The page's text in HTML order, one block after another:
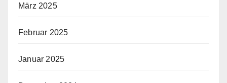
März 2025
Februar 2025
Januar 2025